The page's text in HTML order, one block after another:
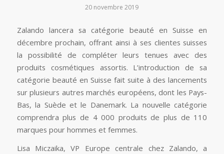
20 novembre 2019
Zalando lancera sa catégorie beauté en Suisse en
décembre prochain, offrant ainsi à ses clientes suisses
la possibilité de compléter leurs tenues avec des
produits cosmétiques assortis. L’introduction de sa
catégorie beauté en Suisse fait suite à des lancements
sur plusieurs autres marchés européens, dont les Pays-
Bas, la Suède et le Danemark. La nouvelle catégorie
comprendra plus de 4 000 produits de plus de 110
marques pour hommes et femmes.
Lisa Miczaika, VP Europe centrale chez Zalando, a